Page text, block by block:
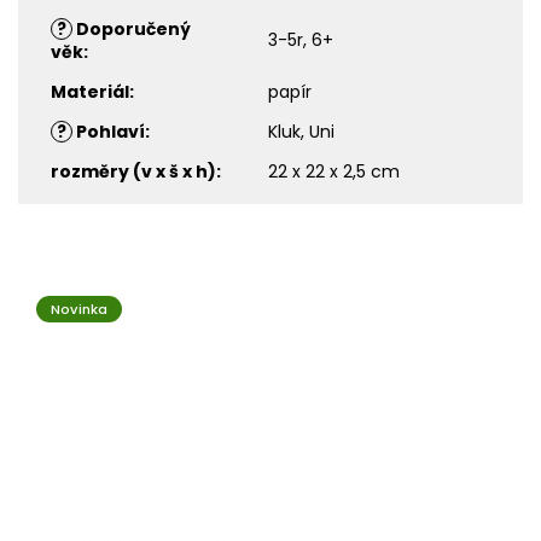
? Doporučený
věk: 3-5r, 6+
Materiál:
papír
? Pohlaví:
Kluk, Uni
rozměry (v x š x h): 22 x 22 x 2,5 cm
Novinka